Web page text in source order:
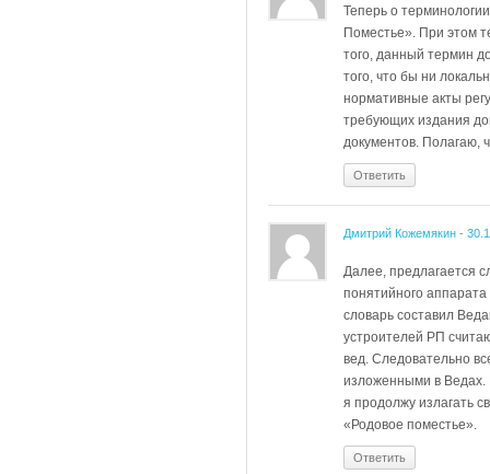
Теперь о
Поместье». При этом
того, данный термин
того, что бы ни
нормативные акты
требующих издания
документов. Полагаю,
Ответить
Дмитрий Кожемякин -
Далее, предлагается
понятийного
словарь составил
устроителей РП
вед. Следовательно
изложенными в Ведах.
я продолжу излагать
«Родовое поместье».
Ответить